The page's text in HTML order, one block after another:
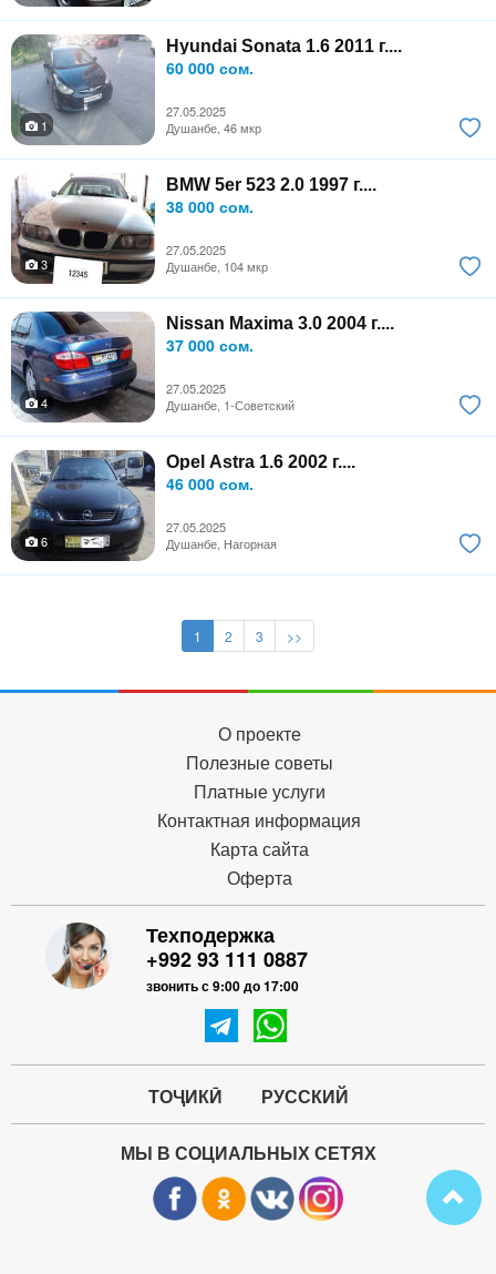
Hyundai Sonata 1.6 2011 г....
60 000 сом.
27.05.2025
1
Душанбе, 46 мкр
BMW 5er 523 2.0 1997 г....
38 000 сом.
27.05.2025
3
Душанбе, 104 мкр
Nissan Maxima 3.0 2004 г....
37 000 сом.
27.05.2025
4
Душанбе, 1-Советский
Opel Astra 1.6 2002 г....
46 000 сом.
27.05.2025
6
Душанбе, Нагорная
1 2 3 >>
О проекте
Полезные советы
Платные услуги
Контактная информация
Карта сайта
Оферта
Техподержка
+992 93 111 0887
звонить с 9:00 до 17:00
ТОҶИКӢ РУССКИЙ
МЫ В СОЦИАЛЬНЫХ СЕТЯХ